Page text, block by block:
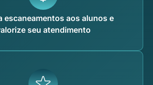
escaneamentos aos alunos e
seu atendimento